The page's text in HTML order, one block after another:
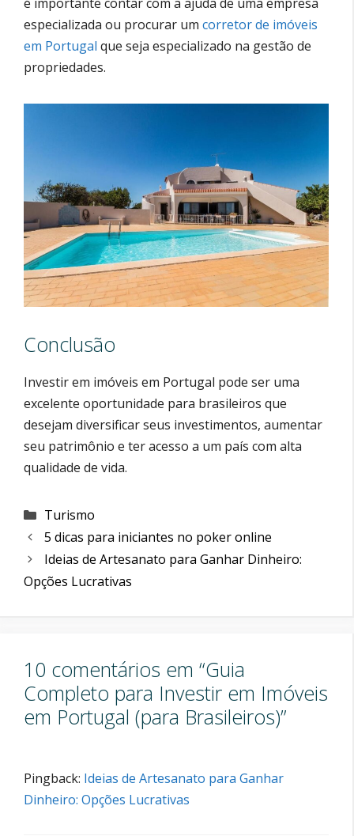
especializada ou procurar um corretor de imóveis
em Portugal que seja especializado na gestão de
propriedades.
Conclusão
Investir em imóveis em Portugal pode ser uma
excelente oportunidade para brasileiros que
desejam diversificar seus investimentos, aumentar
seu patrimônio e ter acesso a um país com alta
qualidade de vida.
Categorias
Turismo
5 dicas para iniciantes no poker online
Ideias de Artesanato para Ganhar Dinheiro:
Opções Lucrativas
10 comentários em “Guia
Completo para Investir em Imóveis
em Portugal (para Brasileiros)”
Pingback: Ideias de Artesanato para Ganhar
Dinheiro: Opções Lucrativas